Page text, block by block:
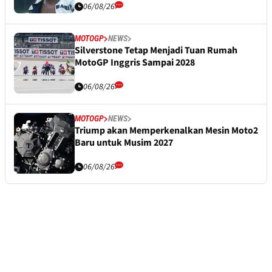
06/08/26
MOTOGP NEWS
Silverstone Tetap Menjadi Tuan Rumah
MotoGP Inggris Sampai 2028
06/08/26
MOTOGP NEWS
Triump akan Memperkenalkan Mesin Moto2
Baru untuk Musim 2027
06/08/26